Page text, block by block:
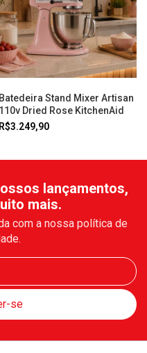
Batedeira Stand Mixer Artisan
110v Dried Rose KitchenAid
R$3.249,90
lançamentos,
mais.
com a nossa política de